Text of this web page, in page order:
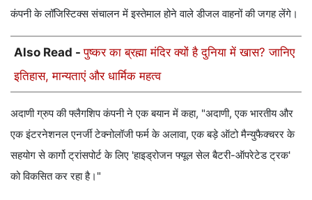
कंपनी के लॉजिस्टिक्स संचालन में इस्तेमाल होने वाले डीजल वाहनों की जगह लेंगे।
Also Read -पुष्कर का ब्रह्मा मंदिर क्यों है दुनिया में खास? जानिए
इतिहास, मान्यताएं और धार्मिक महत्व
अदाणी ग्रुप की फ्लैगशिप कंपनी ने एक बयान में कहा, "अदाणी, एक भारतीय और
एक इंटरनेशनल एनर्जी टेक्नोलॉजी फर्म के अलावा, एक बड़े ऑटो मैन्युफैक्चरर के
सहयोग से कार्गो ट्रांसपोर्ट के लिए 'हाइड्रोजन फ्यूल सेल बैटरी-ऑपरेटेड ट्रक'
को विकसित कर रहा है।"